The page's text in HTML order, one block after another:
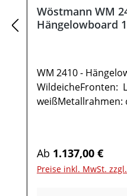
Wöstmann WM
Hängelowboard
WM 2410 -
WildeicheFronten:
weißMetallrahmen:
Repeater mit
Regulärer Preis:
Ab 1.137,00 €
Preise inkl. MwSt.